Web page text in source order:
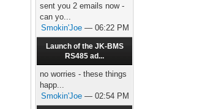
sent you 2 emails now -
can yo...
Smokin'Joe — 06:22 PM
Launch of the JK-BMS
RS485 ad...
no worries - these things
happ...
Smokin'Joe — 02:54 PM